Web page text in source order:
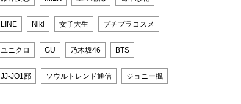
LINE Niki 女子大生 プチプラコスメ
ユニクロ GU 乃木坂46 BTS
JJ-JO1部 ソウルトレンド通信 ジョニー楓